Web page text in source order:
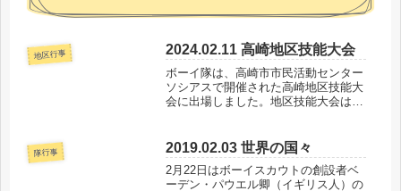
地区行事 2024.02.11 高崎地区技能大会
ボーイ隊は、高崎市市民活動センター
ソシアスで開催された高崎地区技能大
会に出場しました。地区技能大会は地
手旗信号でした。班対抗で手旗信号の
伝言ゲーム、個人競技として長文読み
取...
隊行事 2019.02.03 世界の国々
2月22日はボーイスカウトの創設者ベ
ーデン・パウエル卿（イギリス人）の